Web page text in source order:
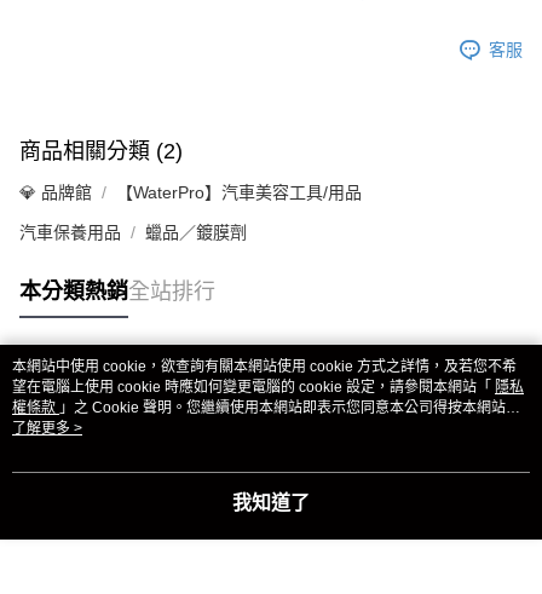
客服
商品相關分類 (2)
💎 品牌館 【WaterPro】汽車美容工具/用品
汽車保養用品 蠟品／鍍膜劑
本分類熱銷全站排行
熱門標籤
本網站中使用 cookie，欲查詢有關本網站使用 cookie 方式之詳情，及若您不希
望在電腦上使用 cookie 時應如何變更電腦的 cookie 設定，請參閱本網站「 隱私
權條款 」之 Cookie 聲明。您繼續使用本網站即表示您同意本公司得按本網站使
用條款之 Cookie 聲明使用 cookie。
了解更多 >
我知道了